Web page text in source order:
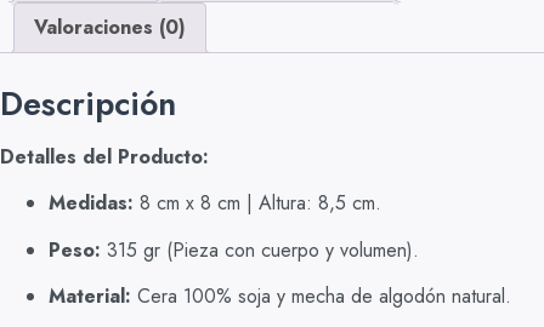
Valoraciones (0)
Descripción
Detalles del Producto:
Medidas: 8 cm x 8 cm | Altura: 8,5 cm.
Peso: 315 gr (Pieza con cuerpo y volumen).
Material: Cera 100% soja y mecha de algodón natural.